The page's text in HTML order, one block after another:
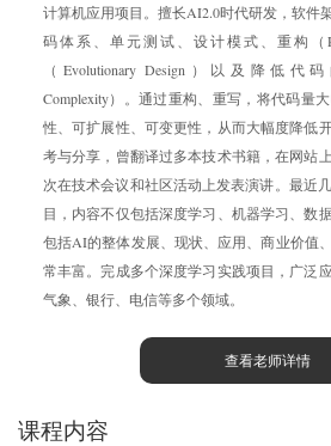
计算机应用项目。擅长AI2.0时代研发，软件
码体系、单元测试、设计模式、重构（
（Evolutionary Design）以及降低代
Complexity）。通过重构、重写，将代码量
性、可扩展性、可变更性，从而大幅度降低
考与分享，曾翻译过多本技术书籍，在网站
次在技术会议和社区活动上发表演讲。最近
目，内容不仅包括深度学习、机器学习、数
包括AI的整体发展、现状、应用、商业价值
常丰富。完成多个深度学习实践项目，广泛
气象、银行、电信等多个领域。
查看老师详情
课程内容